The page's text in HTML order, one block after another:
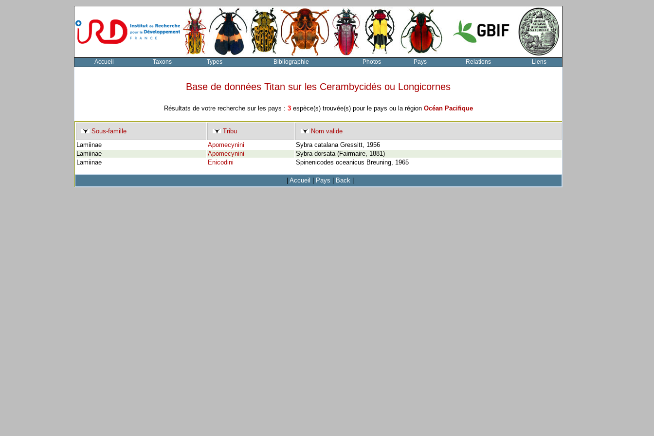
Accueil Taxons Types Bibliographie Photos Pays Relations Liens
Base de données Titan sur les Cerambycidés ou Longicornes
Résultats de votre recherche sur les pays : 3espèce(s) trouvée(s) pour le pays ou la région Océan Pacifique
Sous-famille Tribu
Nom valide
Lamiinae
Apomecynini
Sybra catalana Gressitt, 1956
Lamiinae
Apomecynini
Sybra dorsata (Fairmaire, 1881)
Lamiinae
Enicodini Spinenicodes oceanicus Breuning, 1965
Accueil Pays Back